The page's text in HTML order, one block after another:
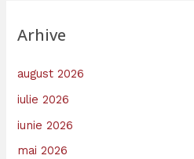
Arhive
august 2026
iulie 2026
iunie 2026
mai 2026